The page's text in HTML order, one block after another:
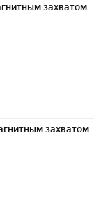
захватом
захватом